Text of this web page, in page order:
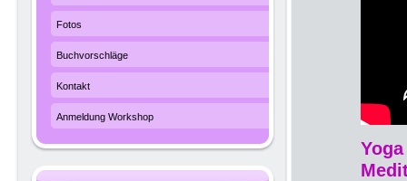
Fotos
Buchvorschläge
Kontakt
Anmeldung Workshop